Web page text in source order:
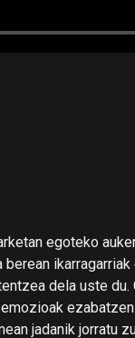
egoteko
dela uste
jadanik jorratu